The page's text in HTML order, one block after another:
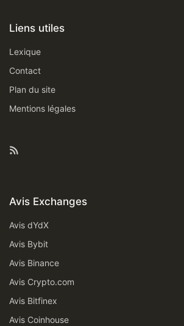
Liens utiles
Lexique
Contact
Plan du site
Mentions légales
Feed RSS
Avis Exchanges
Avis dYdX
Avis Bybit
Avis Binance
Avis Crypto.com
Avis Bitfinex
Avis Coinhouse